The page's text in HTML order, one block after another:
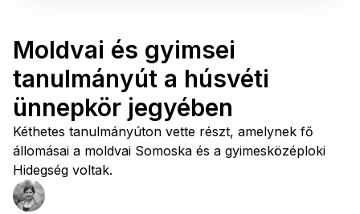
Moldvai és gyimsei
tanulmányút a húsvéti
ünnepkör jegyében
Kéthetes tanulmányúton vette részt, amelynek fő
állomásai a moldvai Somoska és a gyimesközéploki
Hidegség voltak.